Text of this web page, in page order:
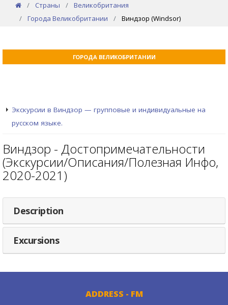
Страны
Великобритания
Города Великобритании
Виндзор (Windsor)
ГОРОДА ВЕЛИКОБРИТАНИИ
Экскурсии в Виндзор — групповые и индивидуальные на
русском языке.
Виндзор - Достопримечательности
(Экскурсии/Описания/Полезная Инфо,
2020-2021)
Description
Excursions
ADDRESS - FM